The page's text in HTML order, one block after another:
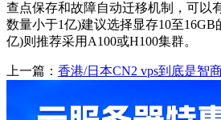
查点保存和故障自动迁移机制，可以
数量小于1亿)建议选择显存10至
亿)则推荐采用A100或H100集群。
上一篇： 香港/日本CN2 vps到底是智